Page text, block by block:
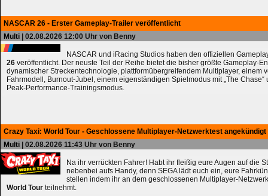
NASCAR 26 - Erster Gameplay-Trailer veröffentlicht
Multi | 02.08.2026 12:00 Uhr von Benny
NASCAR und iRacing Studios haben den offiziellen
26 veröffentlicht. Der neuste Teil der Reihe bietet die bisher größte Gameplay-
dynamischer Streckentechnologie, plattformübergreifendem Multiplayer, einem
Fahrmodell, Burnout-Jubel, einem eigenständigen Spielmodus mit „The
Peak-Performance-Trainingsmodus.
Crazy Taxi: World Tour - Geschlossene Multiplayer-Netzwerktest angekündigt
Multi | 02.08.2026 11:43 Uhr von Benny
Na ihr verrückten Fahrer! Habt ihr fleißig eure Augen auf die
nebenbei aufs Handy, denn SEGA lädt euch ein, eure
stellen indem ihr an dem geschlossenen Multiplayer-
World Tour teilnehmt.